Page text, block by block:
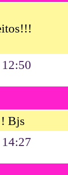
12:50
Bjs
14:27